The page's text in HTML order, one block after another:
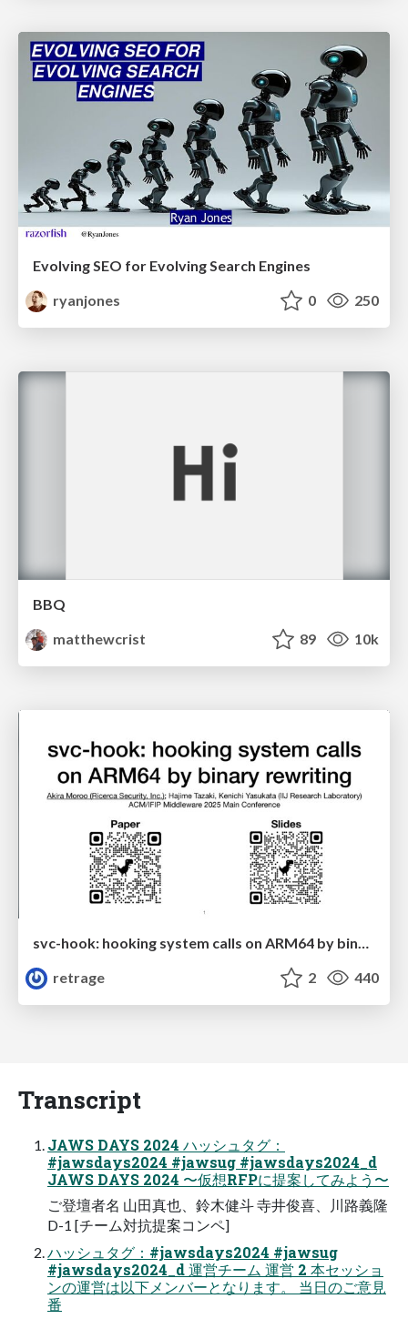
Evolving SEO for Evolving Search Engines
ryanjones
0 250
BBQ
matthewcrist
89 10k
svc-hook: hooking system calls on ARM64 by binary rewriting
retrage
2 440
Transcript
JAWS DAYS 2024 ハッシュタグ：
#jawsdays2024 #jawsug #jawsdays2024_d
JAWS DAYS 2024 〜仮想RFPに提案してみよう〜
ご登壇者名 ⼭⽥真也、鈴⽊健⽃ 寺井俊喜、川路義隆
D-1 [チーム対抗提案コンペ]
ハッシュタグ：#jawsdays2024 #jawsug
#jawsdays2024_d 運営チーム 運営 2 本セッショ
ンの運営は以下メンバーとなります。 当⽇のご意⾒
番